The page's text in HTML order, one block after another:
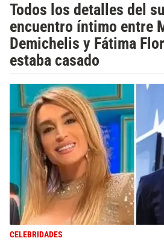
Todos los detalles del
encuentro íntimo entre
Demichelis y Fátima
estaba casado
CELEBRIDADES